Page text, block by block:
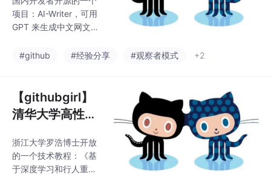
以把玩研究一下。Pyth
on：github.com/wtjian
g98/PSGANC++：gith
AN-N
说，模型训练数
据来自网文
项目：AI-Writer，可用
GPT 来生成中文网文小
网文。项目内置基于 Py
改善了小模型的生成质
量。国内开发者开源的
一个项目：AI-Writer，
文小说，模型训练数据
来自网文。项目内置基
于 Python 运行的网页
#github #经验分享 #观察者模式 +2
【githubgirl】
清华大学高性能
络、网络与信息
安全、理论计算
浙江大学罗浩博士开放
的一个技术教程：《基
于深度学习和行人重识